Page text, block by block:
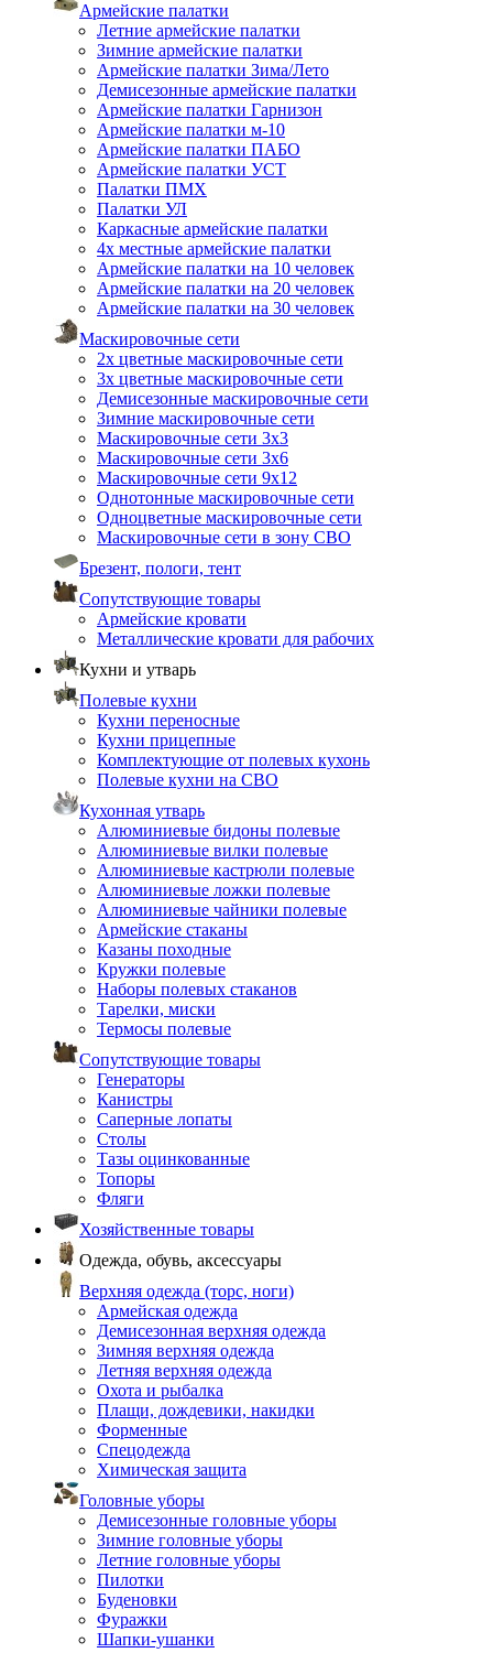
Армейские палатки
Летние армейские палатки
Зимние армейские палатки
Армейские палатки Зима/Лето
Демисезонные армейские палатки
Армейские палатки Гарнизон
Армейские палатки м-10
Армейские палатки ПАБО
Армейские палатки УСТ
Палатки ПМХ
Палатки УЛ
Каркасные армейские палатки
4х местные армейские палатки
Армейские палатки на 10 человек
Армейские палатки на 20 человек
Армейские палатки на 30 человек
Маскировочные сети
2х цветные маскировочные сети
3х цветные маскировочные сети
Демисезонные маскировочные сети
Зимние маскировочные сети
Маскировочные сети 3х3
Маскировочные сети 3х6
Маскировочные сети 9х12
Однотонные маскировочные сети
Одноцветные маскировочные сети
Маскировочные сети в зону СВО
Брезент, пологи, тент
Сопутствующие товары
Армейские кровати
Металлические кровати для рабочих
Кухни и утварь
Полевые кухни
Кухни переносные
Кухни прицепные
Комплектующие от полевых кухонь
Полевые кухни на СВО
Кухонная утварь
Алюминиевые бидоны полевые
Алюминиевые вилки полевые
Алюминиевые кастрюли полевые
Алюминиевые ложки полевые
Алюминиевые чайники полевые
Армейские стаканы
Казаны походные
Кружки полевые
Наборы полевых стаканов
Тарелки, миски
Термосы полевые
Сопутствующие товары
Генераторы
Канистры
Саперные лопаты
Столы
Тазы оцинкованные
Топоры
Фляги
Хозяйственные товары
Одежда, обувь, аксессуары
Верхняя одежда (торс, ноги)
Армейская одежда
Демисезонная верхняя одежда
Зимняя верхняя одежда
Летняя верхняя одежда
Охота и рыбалка
Плащи, дождевики, накидки
Форменные
Спецодежда
Химическая защита
Головные уборы
Демисезонные головные уборы
Зимние головные уборы
Летние головные уборы
Пилотки
Буденовки
Фуражки
Шапки-ушанки